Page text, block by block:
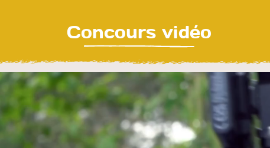
Concours vidéo